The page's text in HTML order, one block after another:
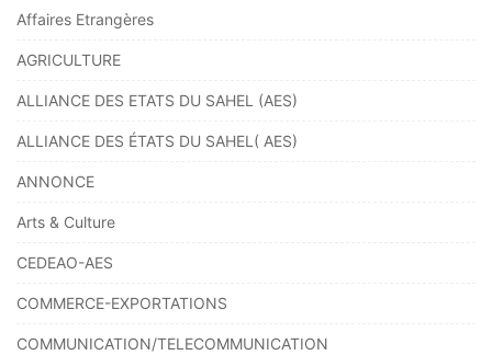
Affaires Etrangères
AGRICULTURE
ALLIANCE DES ETATS DU SAHEL (AES)
ALLIANCE DES ÉTATS DU SAHEL( AES)
ANNONCE
Arts & Culture
CEDEAO-AES
COMMERCE-EXPORTATIONS
COMMUNICATION/TELECOMMUNICATION